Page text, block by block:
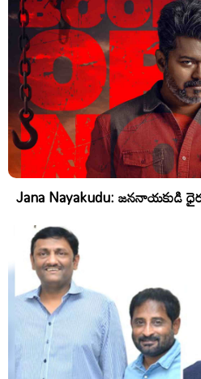
Jana Nayakudu: జననాయకుడి